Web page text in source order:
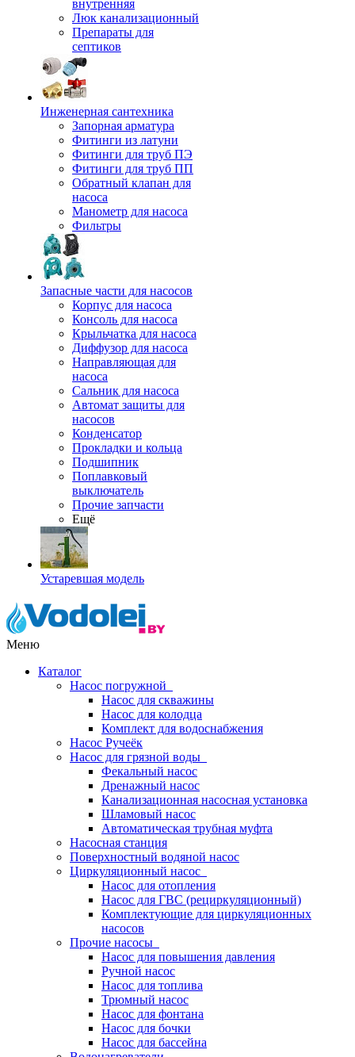
внутренняя
Люк канализационный
Препараты для
септиков
Инженерная сантехника
Запорная арматура
Фитинги из латуни
Фитинги для труб ПЭ
Фитинги для труб ПП
Обратный клапан для
насоса
Манометр для насоса
Фильтры
Запасные части для насосов
Корпус для насоса
Консоль для насоса
Крыльчатка для насоса
Диффузор для насоса
Направляющая для
насоса
Сальник для насоса
Автомат защиты для
насосов
Конденсатор
Прокладки и кольца
Подшипник
Поплавковый
выключатель
Прочие запчасти
Ещё
Устаревшая модель
Меню
Каталог
Насос погружной
Насос для скважины
Насос для колодца
Комплект для водоснабжения
Насос Ручеёк
Насос для грязной воды
Фекальный насос
Дренажный насос
Канализационная насосная установка
Шламовый насос
Автоматическая трубная муфта
Насосная станция
Поверхностный водяной насос
Циркуляционный насос
Насос для отопления
Насос для ГВС (рециркуляционный)
Комплектующие для циркуляционных
насосов
Прочие насосы
Насос для повышения давления
Ручной насос
Насос для топлива
Трюмный насос
Насос для фонтана
Насос для бочки
Насос для бассейна